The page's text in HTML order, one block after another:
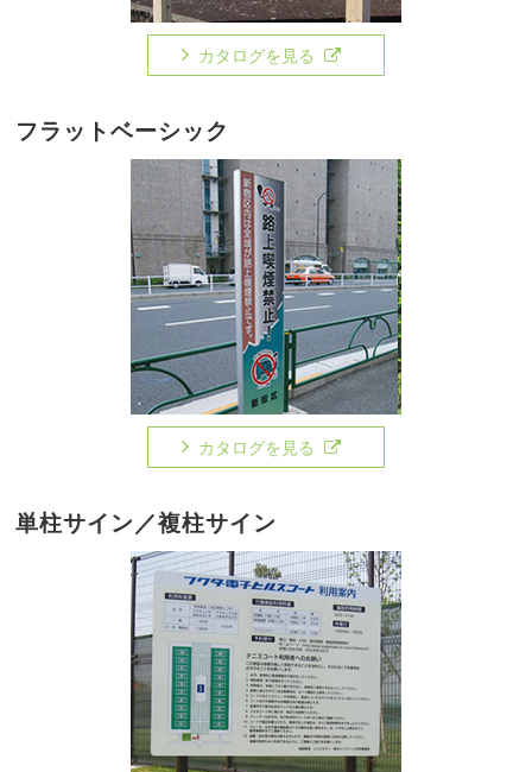
カタログを見る
フラットベーシック
カタログを見る
単柱サイン／複柱サイン